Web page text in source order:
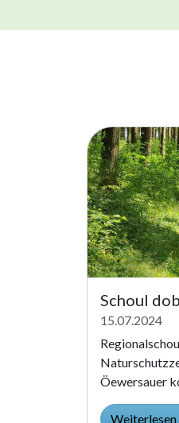
Schoul
15.07.2024
Öewersauer
Weiterlesen